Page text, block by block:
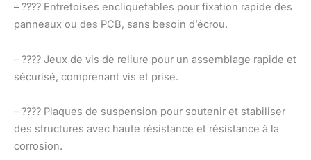
– ???? Entretoises encliquetables pour fixation rapide des
panneaux ou des PCB, sans besoin d’écrou.
– ???? Jeux de vis de reliure pour un assemblage rapide et
sécurisé, comprenant vis et prise.
– ???? Plaques de suspension pour soutenir et stabiliser
des structures avec haute résistance et résistance à la
corrosion.